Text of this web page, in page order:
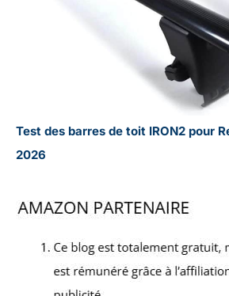
Test des barres de toit IRON2 pour
2026